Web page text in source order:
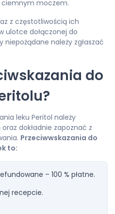
moczem.
z częstotliwością ich
ulotce dołączonej do
niepożądane należy zgłaszać
do
leku Peritol należy
dokładnie zapoznać z
Przeciwwskazania do
to:
– 100 % płatne.
recepcie.